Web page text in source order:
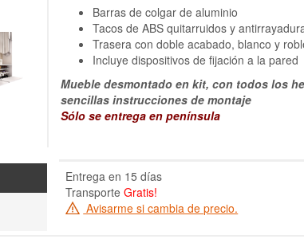
Barras de colgar de aluminio
Tacos de ABS quitarruidos y
Trasera con doble acabado, blanco y
Incluye dispositivos de fijación a la pared
Mueble desmontado en kit, con todos los
sencillas instrucciones de montaje
Sólo se entrega en península
Entrega en 15 días
TransporteGratis!
Avisarme si cambia de precio.